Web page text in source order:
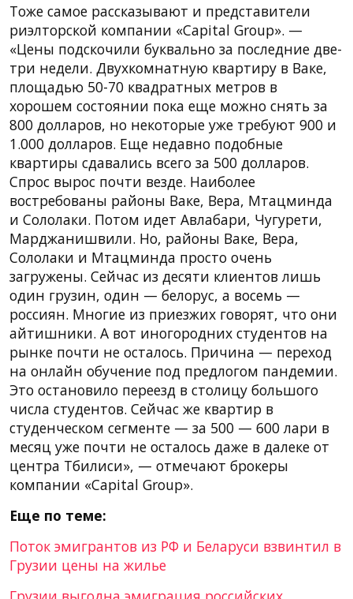
Тоже самое рассказывают и представители
риэлторской компании «Capital Group». —
«Цены подскочили буквально за последние две-
три недели. Двухкомнатную квартиру в Ваке,
площадью 50-70 квадратных метров в
хорошем состоянии пока еще можно снять за
800 долларов, но некоторые уже требуют 900 и
1.000 долларов. Еще недавно подобные
квартиры сдавались всего за 500 долларов.
Спрос вырос почти везде. Наиболее
востребованы районы Ваке, Вера, Мтацминда
и Сололаки. Потом идет Авлабари, Чугурети,
Марджанишвили. Но, районы Ваке, Вера,
Сололаки и Мтацминда просто очень
загружены. Сейчас из десяти клиентов лишь
один грузин, один — белорус, а восемь —
россиян. Многие из приезжих говорят, что они
айтишники. А вот иногородних студентов на
рынке почти не осталось. Причина — переход
на онлайн обучение под предлогом пандемии.
Это остановило переезд в столицу большого
числа студентов. Сейчас же квартир в
студенческом сегменте — за 500 — 600 лари в
месяц уже почти не осталось даже в далеке от
центра Тбилиси», — отмечают брокеры
компании «Capital Group».
Еще по теме:
Поток эмигрантов из РФ и Беларуси взвинтил в
Грузии цены на жилье